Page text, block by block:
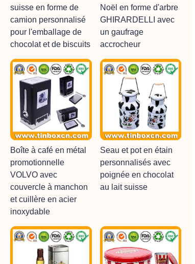
suisse en forme de
camion personnalisé
pour l'emballage de
chocolat et de biscuits
Noël en forme d'arbre
GHIRARDELLI avec
un gaufrage
accrocheur
Boîte à café en métal
promotionnelle
VOLVO avec
couvercle à manchon
et cuillère en acier
inoxydable
Seau et pot en étain
personnalisés avec
poignée en chocolat
au lait suisse